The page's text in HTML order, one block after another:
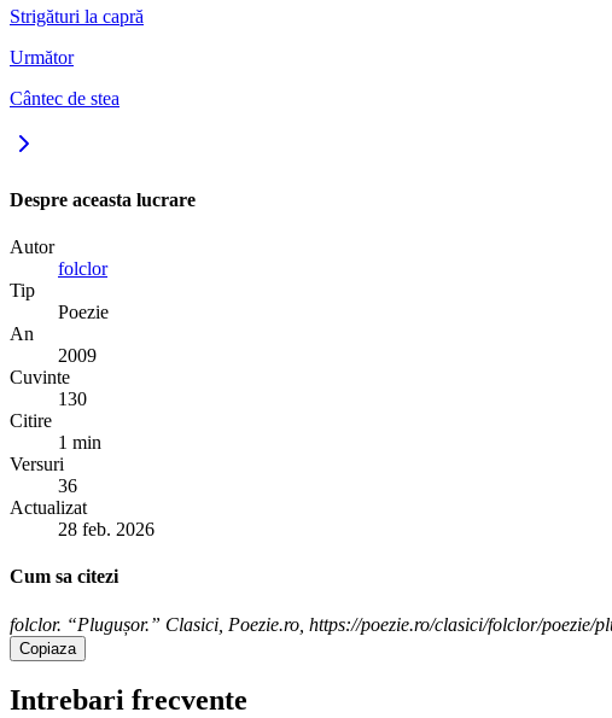
Strigături la capră
Următor
Cântec de stea
Despre aceasta lucrare
Autor
folclor
Tip
Poezie
An
2009
Cuvinte
130
Citire
1 min
Versuri
36
Actualizat
28 feb. 2026
Cum sa citezi
folclor. “Plugușor.” Clasici, Poezie.ro, https://poezie.ro/clasici/folclor/poezie/
Copiaza
Intrebari frecvente